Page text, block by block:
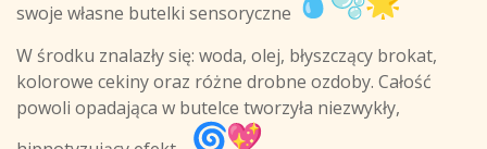
swoje własne butelki sensoryczne
W środku znalazły się: woda, olej, błyszczący brokat,
kolorowe cekiny oraz różne drobne ozdoby. Całość
powoli opadająca w butelce tworzyłа niezwykły,